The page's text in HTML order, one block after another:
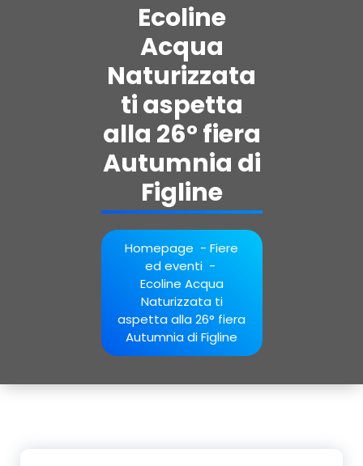
Ecoline
Acqua
Naturizzata
ti aspetta
alla 26° fiera
Autumnia di
Figline
Homepage - Fiere
ed eventi-
Ecoline Acqua
Naturizzata ti
aspetta alla 26° fiera
Autumnia di Figline